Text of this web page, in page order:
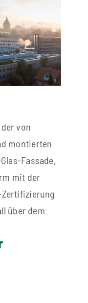
der von
montierten
Fassade,
mit der
Zertifizierung
über dem